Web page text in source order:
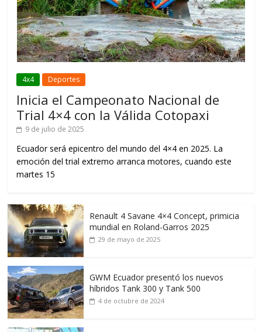
4x4 Deportes
Inicia el Campeonato Nacional de
Trial 4×4 con la Válida Cotopaxi
9 de julio de 2025
Ecuador será epicentro del mundo del 4×4 en 2025. La
emoción del trial extremo arranca motores, cuando este
martes 15
Renault 4 Savane 4×4 Concept, primicia
mundial en Roland-Garros 2025
29 de mayo de 2025
GWM Ecuador presentó los nuevos
híbridos Tank 300 y Tank 500
4 de octubre de 2024